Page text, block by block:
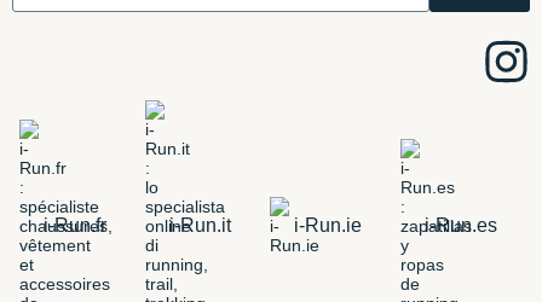
i-Run.fr i-Run.it i-Run.ie i-Run.es